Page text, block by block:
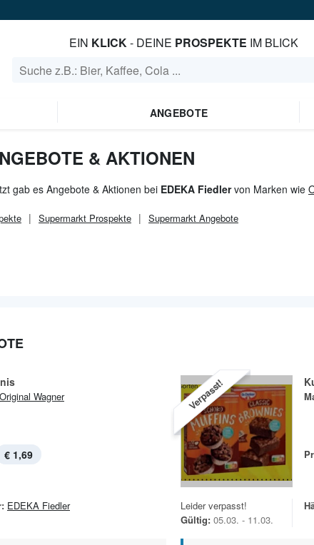
EIN KLICK- DEINE PROSPEKTE IM BLICK
ANGEBOTE
& AKTIONEN
gab es Angebote & Aktionen bei EDEKA Fiedlervon Marken wie
Supermarkt Prospekte Supermarkt Angebote
Original Wagner
€ 1,69
EDEKA Fiedler
Verpasst!
Leider verpasst!
Gültig: 05.03. - 11.03.